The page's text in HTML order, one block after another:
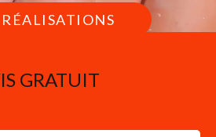
RÉALISATIONS
GRATUIT